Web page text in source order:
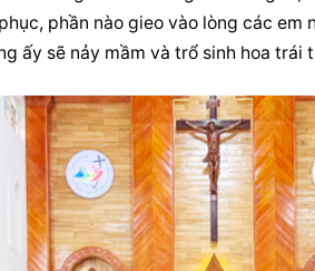
phần nào gieo vào lòng các em
ấy sẽ nảy mầm và trổ sinh hoa trái